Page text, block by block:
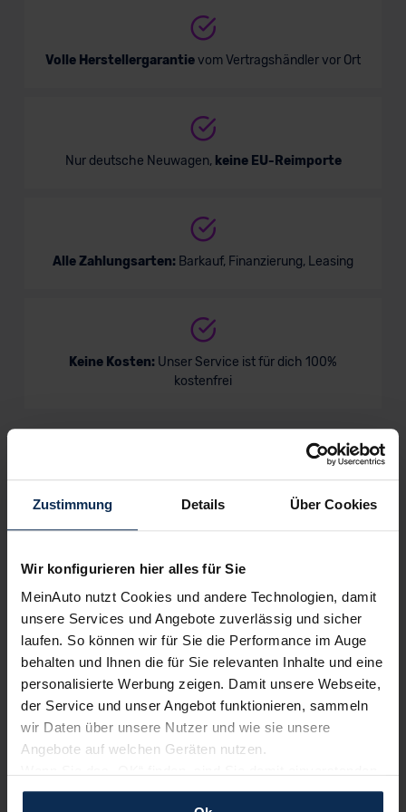
Zustimmung Details Über Cookies
Wir konfigurieren hier alles für Sie
MeinAuto nutzt Cookies und andere Technologien, damit
unsere Services und Angebote zuverlässig und sicher
laufen. So können wir für Sie die Performance im Auge
behalten und Ihnen die für Sie relevanten Inhalte und eine
personalisierte Werbung zeigen. Damit unsere Webseite,
der Service und unser Angebot funktionieren, sammeln
wir Daten über unsere Nutzer und wie sie unsere
Angebote auf welchen Geräten nutzen.
und erlauben uns Cookies für unseren Service zu
Volle Herstellergarantievom Vertragshändler vor Ort
Nur deutsche Neuwagen, keine EU-Reimporte
Alle Zahlungsarten: Barkauf, Finanzierung, Leasing
Keine Kosten: Unser Service ist für dich 100%
kostenfrei
MeinAuto.de hat langjährige Erfahrungen auf dem
dadurch ihr Wunschauto zum Top-Rabatt erhalten und
bewerten unsere Arbeit positiv.
Sehen Sie sich unsere Bewertungen an: